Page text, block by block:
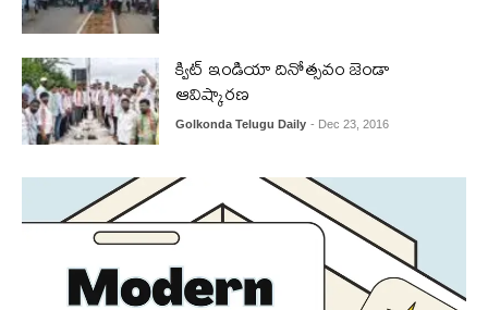
క్విట్ ఇండియా దినోత్సవం జెండా
ఆవిష్కారణ
Golkonda Telugu Daily - Dec 23, 2016